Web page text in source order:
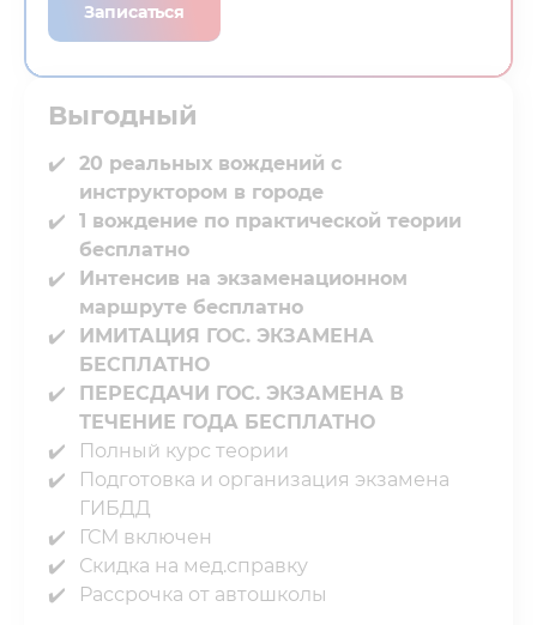
Записаться
Выгодный⁣⁣
20 реальных вождений с
инструктором в городе
1 вождение по практической теории
бесплатно
Интенсив на экзаменационном
маршруте бесплатно
ИМИТАЦИЯ ГОС. ЭКЗАМЕНА
БЕСПЛАТНО
ПЕРЕСДАЧИ ГОС. ЭКЗАМЕНА В
ТЕЧЕНИЕ ГОДА БЕСПЛАТНО
Полный курс теории⁣⁣⁣⁣
Подготовка и организация экзамена
ГИБДД
ГСМ включен⁣⁣⁣⁣
Скидка на мед.справку⁣⁣⁣⁣
Рассрочка от автошколы